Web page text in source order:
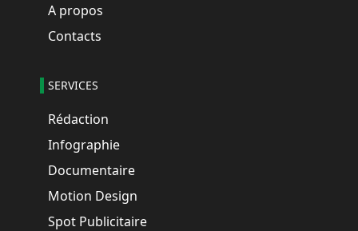
A propos
Contacts
SERVICES
Rédaction
Infographie
Documentaire
Motion Design
Spot Publicitaire